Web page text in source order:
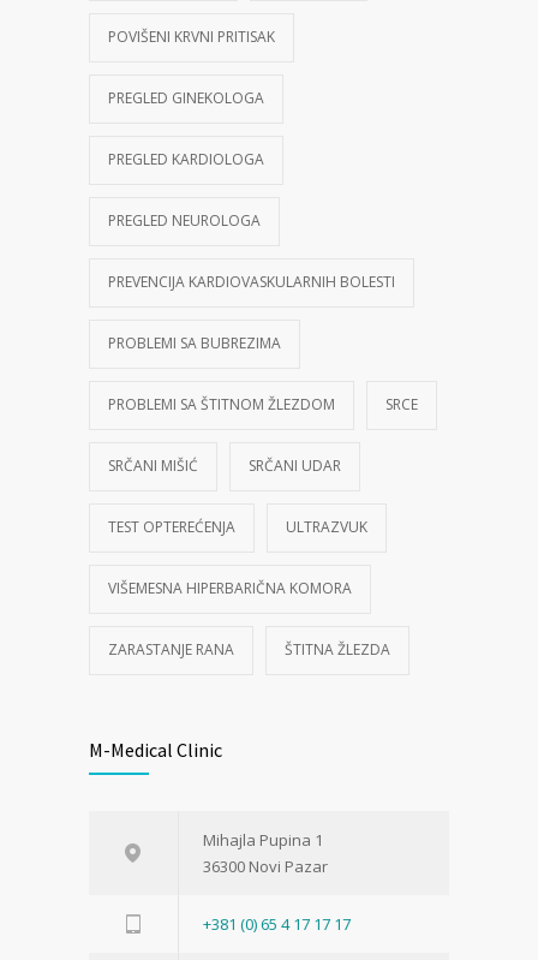
POVIŠENI KRVNI PRITISAK
PREGLED GINEKOLOGA
PREGLED KARDIOLOGA
PREGLED NEUROLOGA
PREVENCIJA KARDIOVASKULARNIH BOLESTI
PROBLEMI SA BUBREZIMA
PROBLEMI SA ŠTITNOM ŽLEZDOM SRCE
SRČANI MIŠIĆ SRČANI UDAR
TEST OPTEREĆENJA ULTRAZVUK
VIŠEMESNA HIPERBARIČNA KOMORA
ZARASTANJE RANA ŠTITNA ŽLEZDA
M-Medical Clinic
Mihajla Pupina 1
36300 Novi Pazar
+381 (0) 65 4 17 17 17